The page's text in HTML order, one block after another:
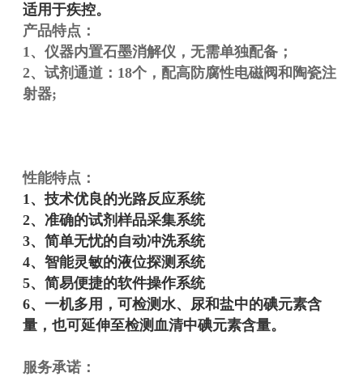
适用于疾控。
产品特点：
1、仪器内置石墨消解仪，无需单独配备；
2、试剂通道：18个，配高防腐性电磁阀和陶瓷注
射器;
性能特点：
1、技术优良的光路反应系统
2、准确的试剂样品采集系统
3、简单无忧的自动冲洗系统
4、智能灵敏的液位探测系统
5、简易便捷的软件操作系统
6、一机多用，可检测水、尿和盐中的碘元素含
量，也可延伸至检测血清中碘元素含量。
服务承诺：